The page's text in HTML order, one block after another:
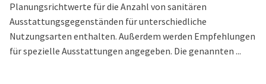
Planungsrichtwerte für die Anzahl von sanitären
Ausstattungsgegenständen für unterschiedliche
Nutzungsarten enthalten. Außerdem werden Empfehlungen
für spezielle Ausstattungen angegeben. Die genannten ...